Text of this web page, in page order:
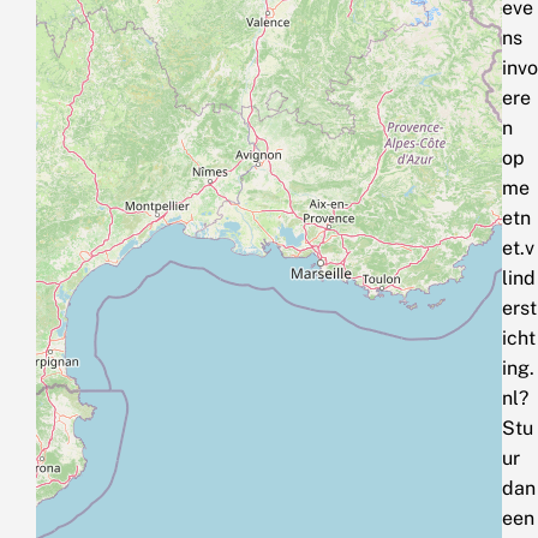
eve
ns
invo
ere
n
op
me
etn
et.v
lind
erst
icht
ing.
nl?
Stu
ur
dan
een